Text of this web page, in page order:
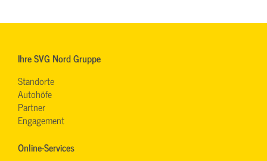
Ihre SVG Nord Gruppe
Standorte
Autohöfe
Partner
Engagement
Online-Services